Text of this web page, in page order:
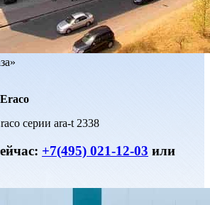
серии ara-t 2338
+7(495) 021-12-03 или